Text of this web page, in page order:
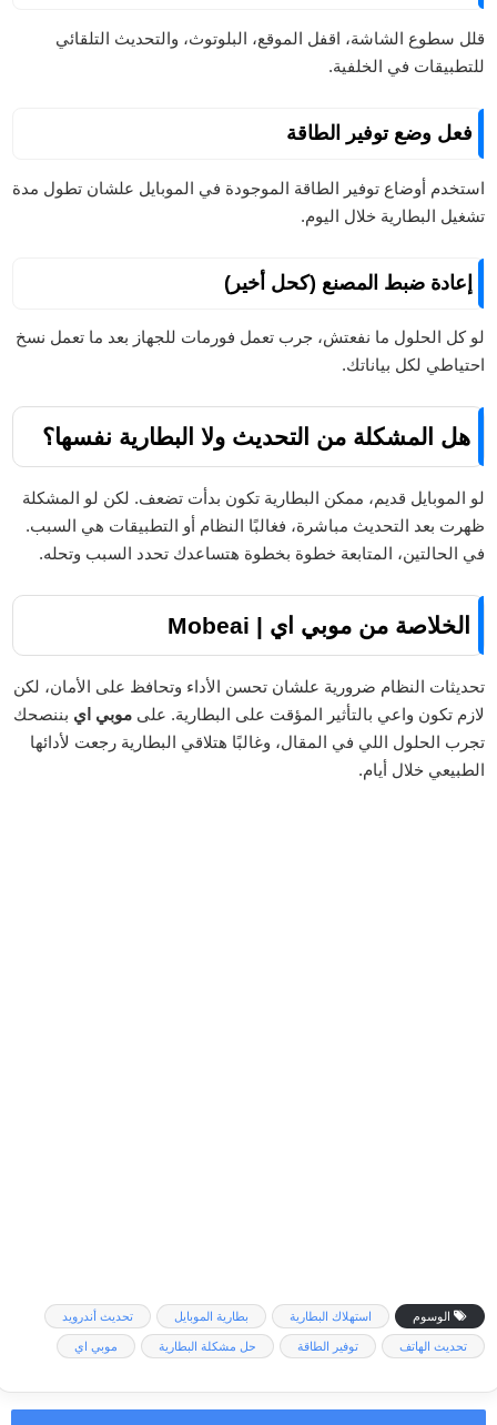
قلل سطوع الشاشة، اقفل الموقع، البلوتوث، والتحديث التلقائي
للتطبيقات في الخلفية.
فعل وضع توفير الطاقة
استخدم أوضاع توفير الطاقة الموجودة في الموبايل علشان تطول مدة
تشغيل البطارية خلال اليوم.
إعادة ضبط المصنع (كحل أخير)
لو كل الحلول ما نفعتش، جرب تعمل فورمات للجهاز بعد ما تعمل نسخ
احتياطي لكل بياناتك.
هل المشكلة من التحديث ولا البطارية نفسها؟
لو الموبايل قديم، ممكن البطارية تكون بدأت تضعف. لكن لو المشكلة
ظهرت بعد التحديث مباشرة، فغالبًا النظام أو التطبيقات هي السبب.
في الحالتين، المتابعة خطوة بخطوة هتساعدك تحدد السبب وتحله.
الخلاصة من موبي اي | Mobeai
تحديثات النظام ضرورية علشان تحسن الأداء وتحافظ على الأمان، لكن
لازم تكون واعي بالتأثير المؤقت على البطارية. على موبي اي بننصحك
تجرب الحلول اللي في المقال، وغالبًا هتلاقي البطارية رجعت لأدائها
الطبيعي خلال أيام.
الوسوم استهلاك البطارية بطارية الموبايل تحديث أندرويد
تحديث الهاتف توفير الطاقة حل مشكلة البطارية موبي اي